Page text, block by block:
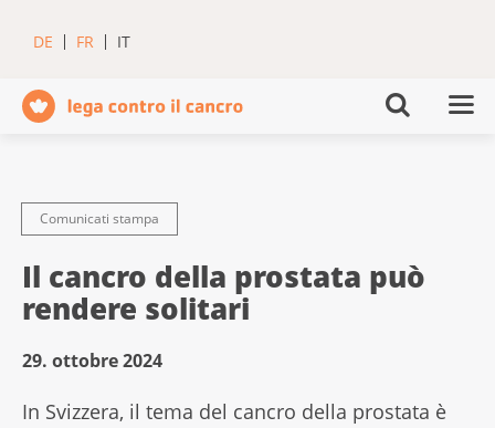
DE FR IT
Comunicati stampa
Il cancro della prostata può
rendere solitari
29. ottobre 2024
In Svizzera, il tema del cancro della prostata è